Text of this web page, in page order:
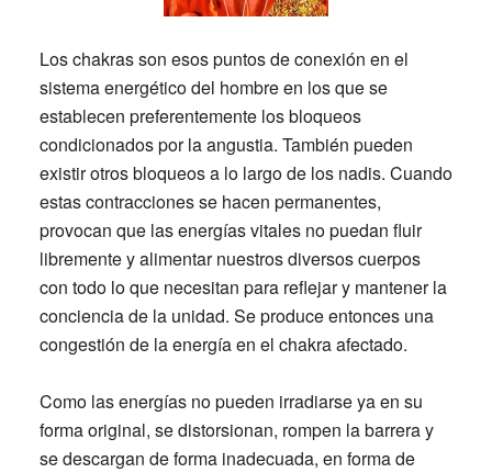
Los chakras son esos puntos de conexión en el
sistema energético del hombre en los que se
establecen preferentemente los bloqueos
condicionados por la angustia. También pueden
existir otros bloqueos a lo largo de los nadis. Cuando
estas contracciones se hacen permanentes,
provocan que las energías vitales no puedan fluir
libremente y alimentar nuestros diversos cuerpos
con todo lo que necesitan para reflejar y mantener la
conciencia de la unidad. Se produce entonces una
congestión de la energía en el chakra afectado.
Como las energías no pueden irradiarse ya en su
forma original, se distorsionan, rompen la barrera y
se descargan de forma inadecuada, en forma de